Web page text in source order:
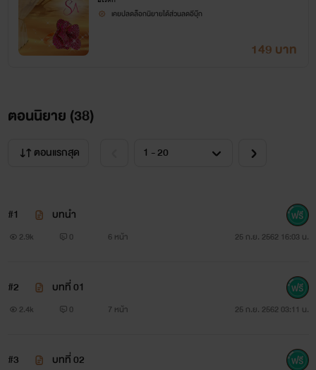
"ชีจาร์ เหมันต์อยู่ไหน" เชคฮ บราฮิม อัล ฟารี เอ่ยถามทหาร
คนสนิท
"ไปตามมันมา"
"พะย่ะค่ะ"
ห้ามใครเข้ามาเด็ดขาด เดิมทีเป็นวังของชายาดุจดาว อัล ฟารี
ตั้งแต่เธอตรอมใจตายวังนี้ก็เป็นของ เหมันต์ อัล ฟารี เขาไม่ยอม
เขา ชีจาร์เดินเข้าไปในวังเล็ก ก่อนจะกวักมือเรียกนางกำนัลที่
กำลังทำความสะอาดอยู่
เคยปลดล็อกนิยายได้ส่วนลดอีบุ๊ก
149 บาท
ตอนนิยาย (38)
ตอนแรกสุด
#1 บทนำ
2.9k 0 6 หน้า 25 ก.ย. 2562 16:03 น.
#2 บทที่ 01
2.4k 0 7 หน้า 25 ก.ย. 2562 03:11 น.
#3 บทที่ 02